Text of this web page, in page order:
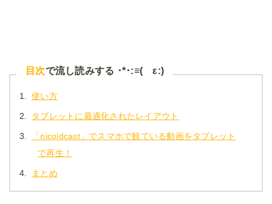
目次で流し読みする ･*･:≡( ε:)
1. 使い方
2. タブレットに最適化されたレイアウト
3.
「nicoidcast」でスマホで観ている動画をタブレット
で再生！
4. まとめ